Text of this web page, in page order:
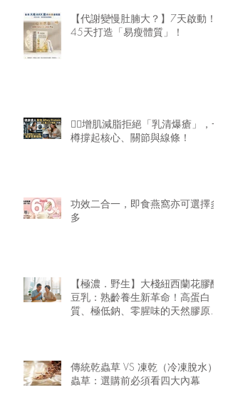
【代謝變慢肚腩大？】7天啟動！
45天打造「易瘦體質」！
🏋️‍♂️增肌減脂拒絕「乳清爆瘡」，一
樽撐起核心、關節與線條！
功效二合一，即食燕窩亦可選擇多
多
【極濃．野生】大棧紐西蘭花膠醇
豆乳：熟齡養生新革命！高蛋白
質、極低鈉、零腥味的天然膠原精
傳統乾蟲草 VS 凍乾（冷凍脫水）
蟲草：選購前必須看四大內幕